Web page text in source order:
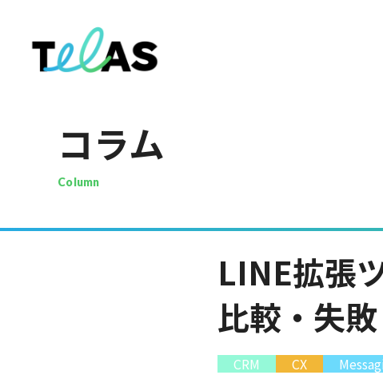
コラム
Column
LINE拡張
比較・失
CRM CX